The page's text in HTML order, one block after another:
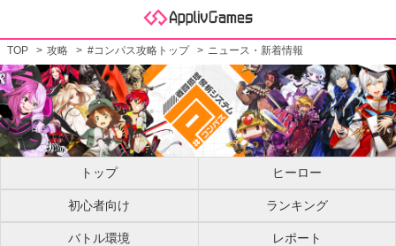
TOP 攻略 #コンパス攻略トップ ニュース・新着情報
トップ ヒーロー
初心者向け ランキング
バトル環境 レポート